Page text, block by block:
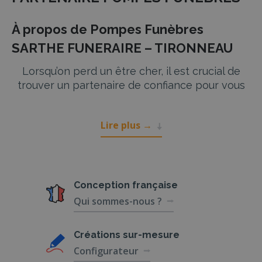
À propos de Pompes Funèbres
SARTHE FUNERAIRE – TIRONNEAU
Lorsqu’on perd un être cher, il est crucial de
trouver un partenaire de confiance pour vous
nos partenaires marbriers et pompes
funèbres, se distingue par son
cette agence de pompes funèbres offre une
gamme complète de services pour prendre
soin de toutes les démarches liées aux
Services de SARTHE FUNERAIRE –
Lire plus →
Conception française
Qui sommes-nous ?
Créations sur-mesure
Configurateur